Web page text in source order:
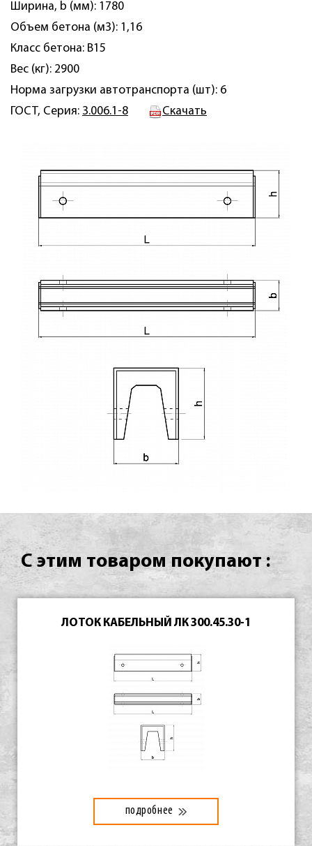
Ширина, b (мм): 1780
Объем бетона (м3): 1,16
Класс бетона: B15
Вес (кг): 2900
Норма загрузки автотранспорта (шт): 6
ГОСТ, Серия: 3.006.1-8 Скачать
С этим товаром покупают :
ЛОТОК КАБЕЛЬНЫЙ ЛК 300.45.30-1
подробнее